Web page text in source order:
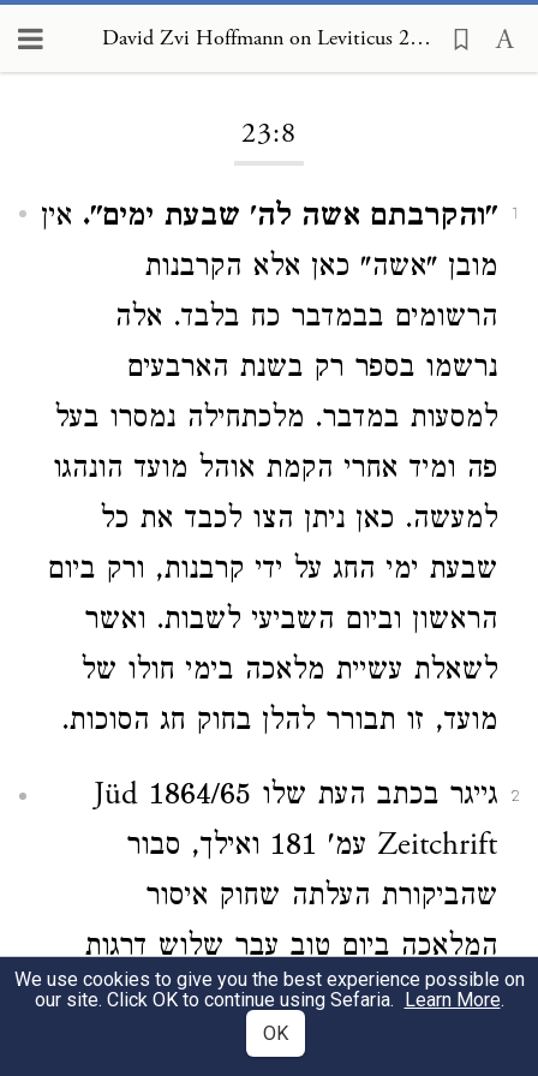
David Zvi Hoffmann on Leviticus 23:8
23:8
1 "והקרבתם אשה לה' שבעת ימים". אין
מובן "אשה" כאן אלא הקרבנות
הרשומים בבמדבר כח בלבד. אלה
נרשמו בספר רק בשנת הארבעים
למסעות במדבר. מלכתחילה נמסרו בעל
פה ומיד אחרי הקמת אוהל מועד הונהגו
למעשה. כאן ניתן הצו לכבד את כל
שבעת ימי החג על ידי קרבנות, ורק ביום
הראשון וביום השביעי לשבות. ואשר
לשאלת עשיית מלאכה בימי חולו של
מועד, זו תבורר להלן בחוק חג הסוכות.
2
גייגר בכתב העת שלו 1864/65 Jüd
Zeitchrift עמ' 181 ואילך, סבור
שהביקורת העלתה שחוק איסור
המלאכה ביום טוב עבר שלוש דרגות
של התפתחות. הדרגה הראשונה שבספר
שמות כג לב, ולד כא, אינה מצוה
We use cookies to give you the best experience possible on
our site. Click OK to continue using Sefaria. Learn More.
OK